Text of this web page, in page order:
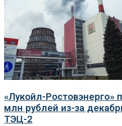
«Лукойл-Ростовэнерго»
млн рублей из-за
ТЭЦ-2